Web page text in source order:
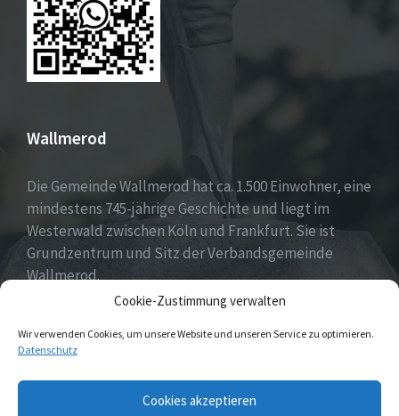
Cookie-Zustimmung verwalten
Wir verwenden Cookies, um unsere Website und unseren Service zu optimieren.
Datenschutz
Cookies akzeptieren
Wallmerod
Die Gemeinde Wallmerod hat ca. 1.500 Einwohner, eine
mindestens 745-jährige Geschichte und liegt im
Westerwald zwischen Köln und Frankfurt. Sie ist
Grundzentrum und Sitz der Verbandsgemeinde
Wallmerod.